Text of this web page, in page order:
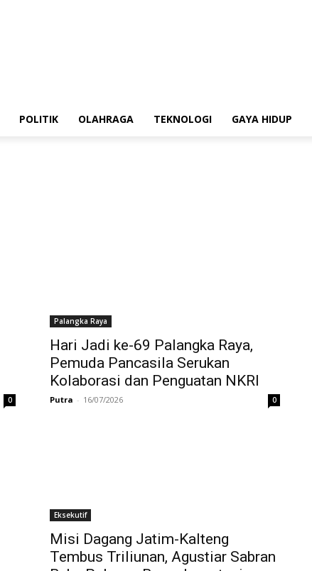
POLITIK OLAHRAGA TEKNOLOGI GAYA HIDUP
0
Palangka Raya
Hari Jadi ke-69 Palangka Raya,
Pemuda Pancasila Serukan
Kolaborasi dan Penguatan NKRI
Putra - 16/07/2026 0
Eksekutif
Misi Dagang Jatim-Kalteng
Tembus Triliunan, Agustiar Sabran